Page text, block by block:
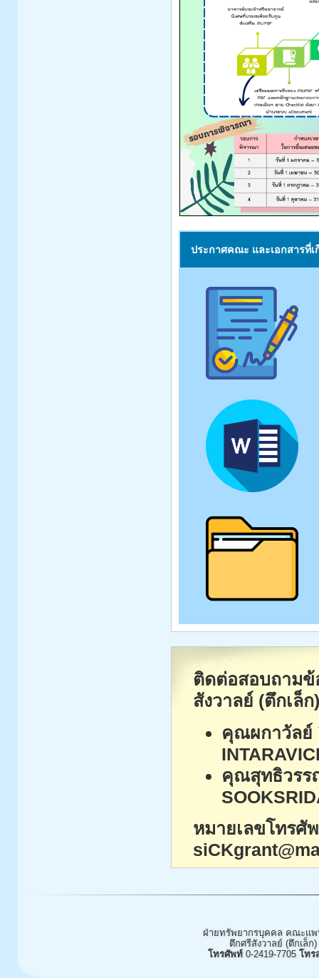
ประกาศคณะ และเอกสารที่เ
ติดต่อสอบถามข้
สังวาลย์ (ตึกเล็
คุณผกาวัลย์
คุณสุทธิวรร
หมายเลขโทรศั
ฝ่ายทรัพยากรบุคคล คณะแ
ตึกศรีสังวาลย์ (ตึกเล็
โทรศัพท์0-2419-7705 โทร